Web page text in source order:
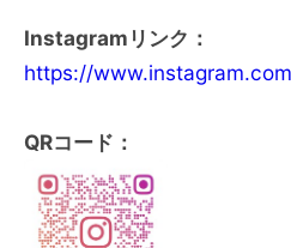
Instagramリンク：
https://
QRコード：